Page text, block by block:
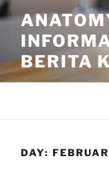
Skip
to
content
BERITA
DAY: